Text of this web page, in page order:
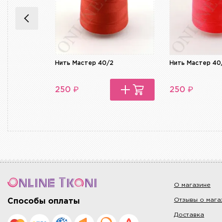
Нить Мастер 40/2
250 ₽
Нить Мастер
250 ₽
Способы оплаты
О магазине
Отзывы о
Доставка